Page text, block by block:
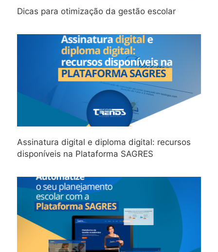
Dicas para otimização da gestão escolar
Assinatura digital e diploma digital: recursos
disponíveis na Plataforma SAGRES